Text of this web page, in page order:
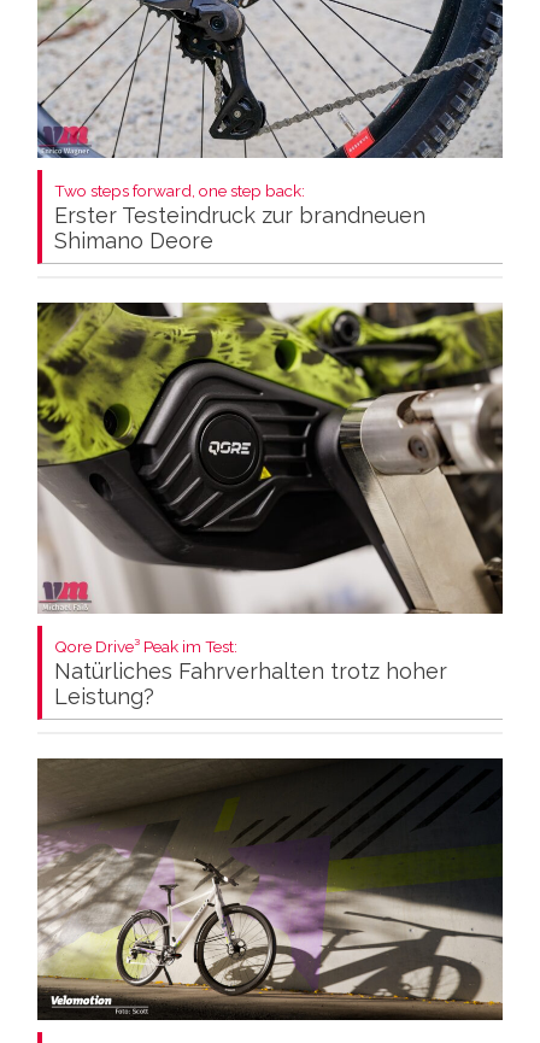
Two steps forward, one step back:
Erster Testeindruck zur brandneuen
Shimano Deore
Qore Drive³ Peak im Test:
Natürliches Fahrverhalten trotz hoher
Leistung?